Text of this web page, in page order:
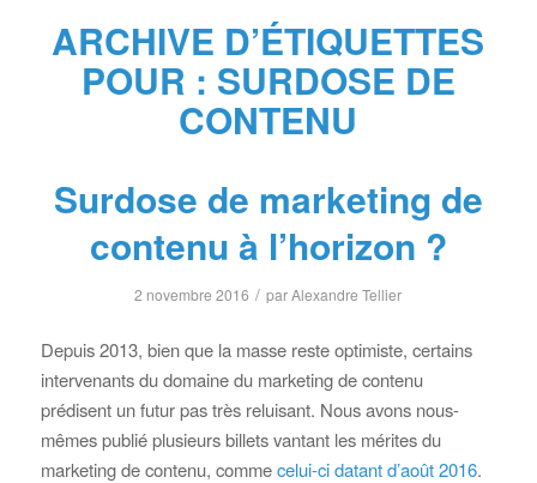
ARCHIVE D’ÉTIQUETTES
POUR : SURDOSE DE
CONTENU
Surdose de marketing de
contenu à l’horizon ?
2 novembre 2016 / parAlexandre Tellier
Depuis 2013, bien que la masse reste optimiste, certains
intervenants du domaine du marketing de contenu
prédisent un futur pas très reluisant. Nous avons nous-
mêmes publié plusieurs billets vantant les mérites du
marketing de contenu, commecelui-ci datant d’août 2016.